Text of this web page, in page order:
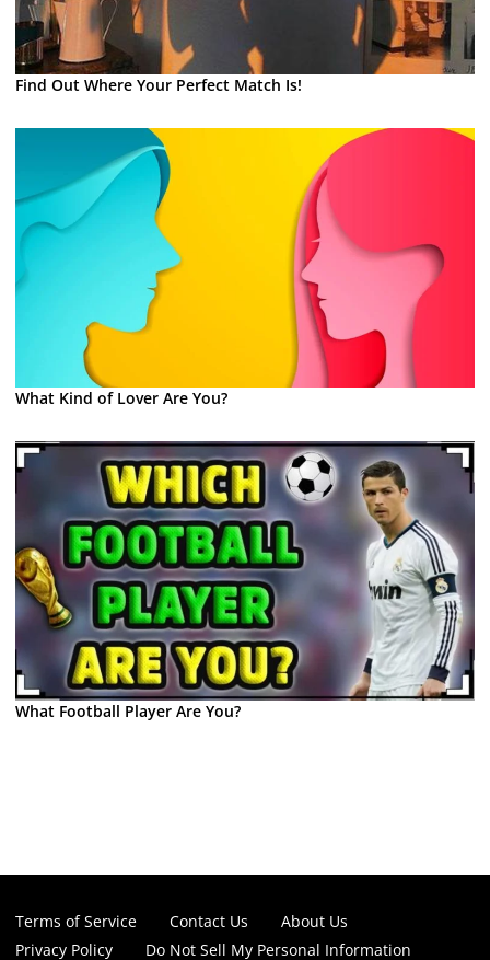
Find Out Where Your Perfect Match Is!
What Kind of Lover Are You?
What Football Player Are You?
Terms of Service Contact Us
About Us
Privacy Policy
Do Not Sell My Personal Information